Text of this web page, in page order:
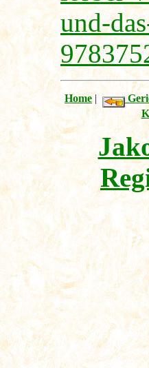
und-
Home |